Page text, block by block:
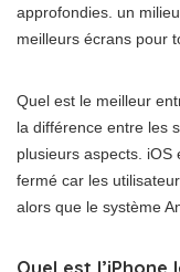
approfondies. un
meilleurs écrans pour
Quel est le meilleur
la différence entre les
plusieurs aspects.
fermé car les
alors que le système
Quel est